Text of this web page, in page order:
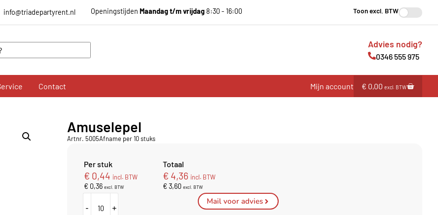
info@triadepartyrent.nl Openingstijden Maandag t/m vrijdag8:30 - 16:00 Toon excl. BTW
Advies nodig?
0346 555 975
Contact Mijn account € 0,00 excl. BTW
Amuselepel
Artnr. 5005Afname per 10 stuks
Per stuk
€ 0,44 incl. BTW
€ 0,36 excl. BTW
Totaal
€ 4,36 incl. BTW
€ 3,60 excl. BTW
- +
Mail voor advies